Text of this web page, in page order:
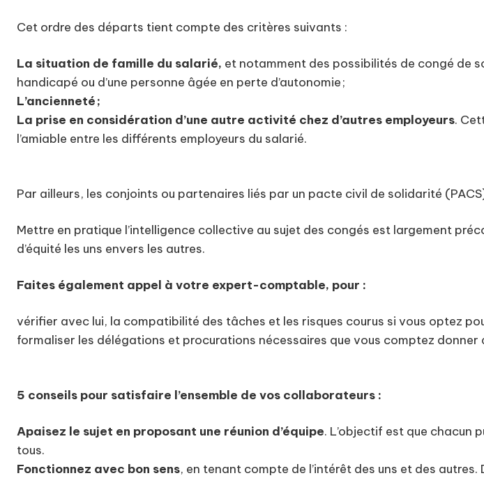
Cet ordre des départs tient compte des critères suivants :
La situation de famille du salarié, et notamment des possibilités de congé de
handicapé ou d’une personne âgée en perte d’autonomie ;
L’ancienneté ;
La prise en considération d’une autre activité chez d’autres employeurs.
l’amiable entre les différents employeurs du salarié.
Par ailleurs, les conjoints ou partenaires liés par un pacte civil de solidarité
Mettre en pratique l’intelligence collective au sujet des congés est largement
d’équité les uns envers les autres.
Faites également appel à votre expert-comptable, pour :
vérifier avec lui, la compatibilité des tâches et les risques courus si vous optez
formaliser les délégations et procurations nécessaires que vous comptez
5 conseils pour satisfaire l’ensemble de vos collaborateurs :
Apaisez le sujet en proposant une réunion d’équipe. L’objectif est que chacun
tous.
Fonctionnez avec bon sens, en tenant compte de l’intérêt des uns et des